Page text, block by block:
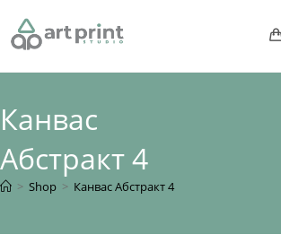
Канвас
Абстракт 4
> Shop > Канвас Абстракт 4